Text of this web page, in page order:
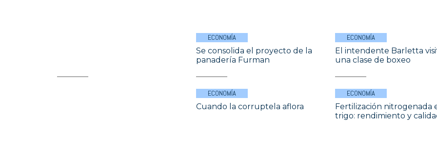
ECONOMÍA
Se consolida el proyecto de la
panadería Furman
ECONOMÍA
El intendente Barletta
una clase de boxeo
ECONOMÍA
Cuando la corruptela aflora
ECONOMÍA
Fertilización nitrogenada
trigo: rendimiento y